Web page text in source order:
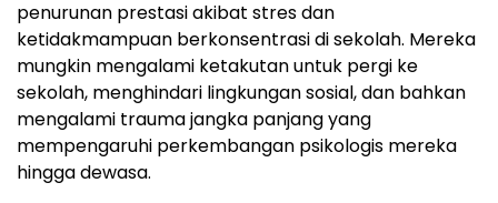
penurunan prestasi akibat stres dan
ketidakmampuan berkonsentrasi di sekolah. Mereka
mungkin mengalami ketakutan untuk pergi ke
sekolah, menghindari lingkungan sosial, dan bahkan
mengalami trauma jangka panjang yang
mempengaruhi perkembangan psikologis mereka
hingga dewasa.